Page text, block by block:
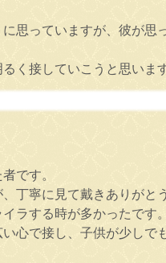
思っていますが、彼が
く接していこうと思いま
です。
丁寧に見て戴きありがと
ラする時が多かったです。
心で接し、子供が少しで